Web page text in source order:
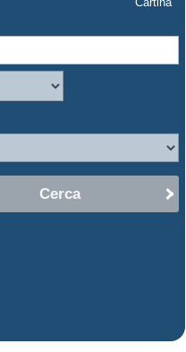
Cartina
Cerca